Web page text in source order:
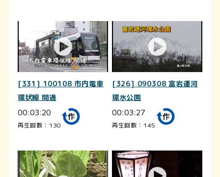
[331] 100108 市内電車
環状線 開通
00:03:20
再生回数：130
[326] 090308 富岩運河
環水公園
00:03:27
再生回数：145